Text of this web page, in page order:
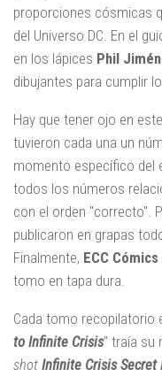
proporciones cósmicas
del Universo DC. En el
en los lápices Phil
dibujantes para cumplir
Hay que tener ojo en
tuvieron cada una un
momento específico del
todos los números
con el orden "correcto".
publicaron en grapas
Finalmente, ECC Cómics
tomo en tapa dura.
Cada tomo recopilatorio
to Infinite Crisis" traía su
shot Infinite Crisis Secret